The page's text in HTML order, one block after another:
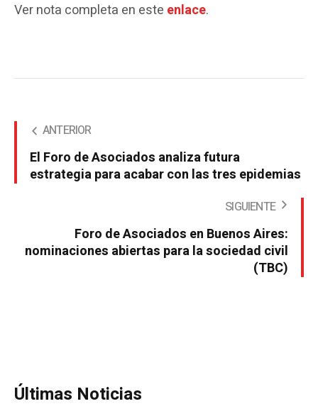
Ver nota completa en este enlace.
ANTERIOR
El Foro de Asociados analiza futura
estrategia para acabar con las tres epidemias
SIGUIENTE
Foro de Asociados en Buenos Aires:
nominaciones abiertas para la sociedad civil
(TBC)
Últimas Noticias